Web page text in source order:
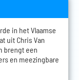
in het Vlaamse
uit Chris Van
brengt een
en meezingbare